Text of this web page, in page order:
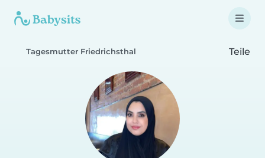
Tagesmutter Friedrichsthal Teile